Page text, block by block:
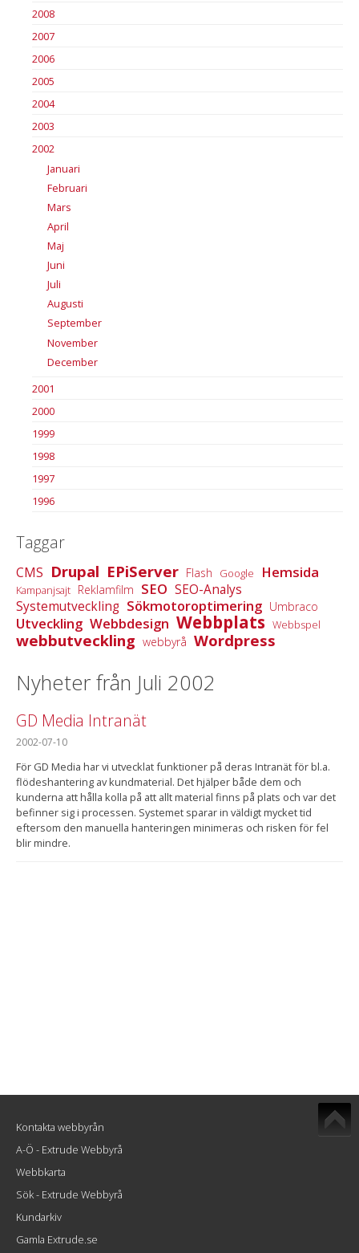
2008
2007
2006
2005
2004
2003
2002
Januari
Februari
Mars
April
Maj
Juni
Juli
Augusti
September
November
December
2001
2000
1999
1998
1997
1996
Taggar
CMS Drupal EPiServer Flash Google Hemsida
Kampanjsajt Reklamfilm SEO SEO-Analys
Systemutveckling Sökmotoroptimering Umbraco
Utveckling Webbdesign Webbplats Webbspel
webbutveckling webbyrå Wordpress
Nyheter från Juli 2002
GD Media Intranät
2002-07-10
För GD Media har vi utvecklat funktioner på deras Intranät för bl.a.
flödeshantering av kundmaterial. Det hjälper både dem och
kunderna att hålla kolla på att allt material finns på plats och var det
befinner sig i processen. Systemet sparar in väldigt mycket tid
eftersom den manuella hanteringen minimeras och risken för fel
blir mindre.
Kontakta webbyrån
A-Ö - Extrude Webbyrå
Webbkarta
Sök - Extrude Webbyrå
Kundarkiv
Gamla Extrude.se